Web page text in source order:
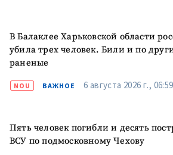
В Балаклее Харьковской области
убила трех человек. Били и по
раненые
NOU ВАЖНОЕ 6 августа 2026 г., 06:59
Пять человек погибли и десять
ВСУ по подмосковному Чехову